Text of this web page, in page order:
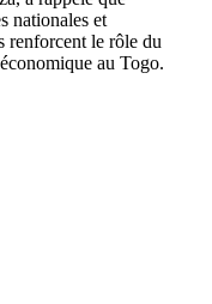
nationales et
renforcent le rôle du
au Togo.